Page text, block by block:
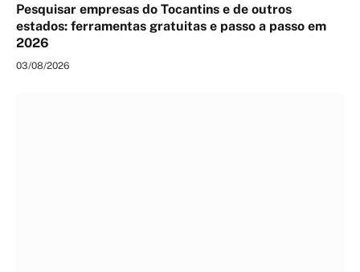
Pesquisar empresas do Tocantins e de outros
estados: ferramentas gratuitas e passo a passo em
2026
03/08/2026